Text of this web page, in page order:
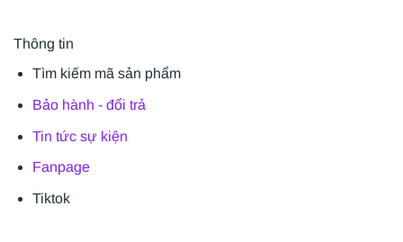
Thông tin
Tìm kiếm mã sản phẩm
Bảo hành - đổi trả
Tin tức sự kiện
Fanpage
Tiktok